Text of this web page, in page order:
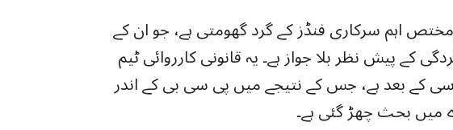
اہم سرکاری فنڈز کے گرد گھومتی ہے، جو ان کے
کے پیش نظر بلا جواز ہے۔ یہ قانونی کارروائی ٹیم
کے بعد ہے، جس کے نتیجے میں پی سی بی کے اندر
میں بحث چھڑ گئی ہے۔